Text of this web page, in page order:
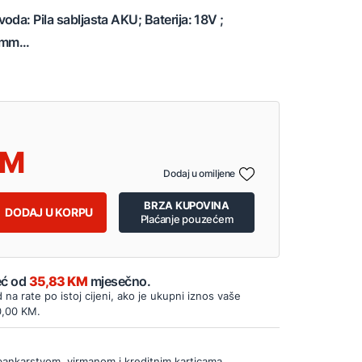
Pila sabljasta AKU; Baterija: 18V ;
DODAJ U KORPU
BRZA KUPOVINA
Plaćanje pouzećem
Dodaj u omiljene
od 35,83 KM mjesečno.
na rate po istoj cijeni, ako je ukupni iznos vaše
KM.